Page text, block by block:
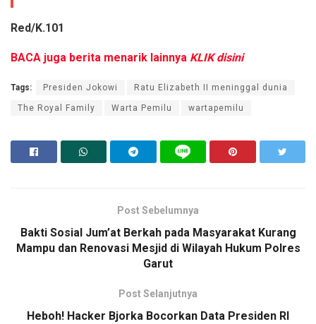
Red/K.101
BACA juga berita menarik lainnya KLIK disini
Tags: Presiden Jokowi Ratu Elizabeth II meninggal dunia
The Royal Family Warta Pemilu wartapemilu
Post Sebelumnya
Bakti Sosial Jum’at Berkah pada Masyarakat Kurang
Mampu dan Renovasi Mesjid di Wilayah Hukum Polres
Garut
Post Selanjutnya
Heboh! Hacker Bjorka Bocorkan Data Presiden RI